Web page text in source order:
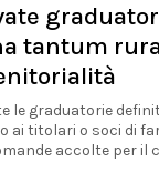
tantum
le graduatorie
ai titolari o soci di
accolte per il